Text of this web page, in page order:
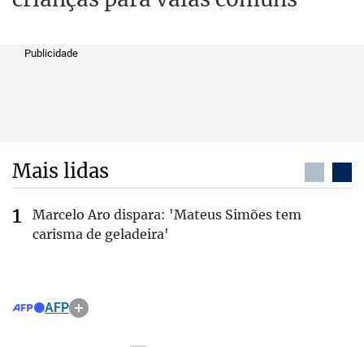
Publicidade
Mais lidas
Marcelo Aro dispara: 'Mateus Simões tem
carisma de geladeira'
AFP